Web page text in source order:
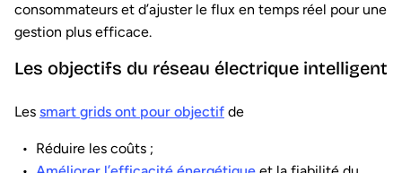
consommateurs et d’ajuster le flux en temps réel pour une
gestion plus efficace.
Les objectifs du réseau électrique intelligent
Les smart grids ont pour objectif de
Réduire les coûts ;